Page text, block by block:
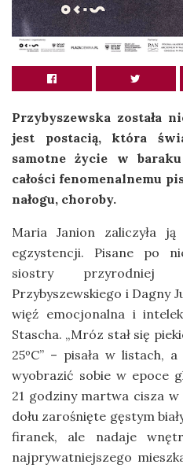
Przybyszewska została
jest postacią, która
samotne życie w
całości fenomenalnemu
nałogu, choroby.
Maria Janion zaliczyła
egzystencji. Pisane po
siostry
Przybyszewskiego i Dagny
więź emocjonalna i
Stascha. „Mróz stał się
25ºC” – pisała w listach,
wyobrazić sobie w epoce
21 godziny martwa cisza
dołu zarośnięte gęstym
firanek, ale nadaje
najprywatniejszego